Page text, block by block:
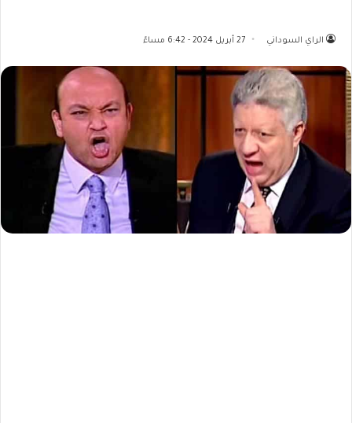
الراي السوداني 27 أبريل 2024 - 6:42 مساءً